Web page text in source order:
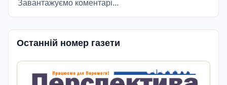
Завантажуємо коментарі...
Останній номер газети